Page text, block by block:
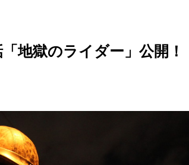
地獄のライダー」公開